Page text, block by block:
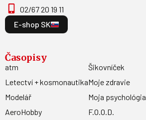
02/67 20 19 11
E-shop SK
Časopisy
atm
Letectví + kosmonautika
Modelář
AeroHobby
Šikovníček
Moje zdravie
Moja psychológia
F.O.O.D.